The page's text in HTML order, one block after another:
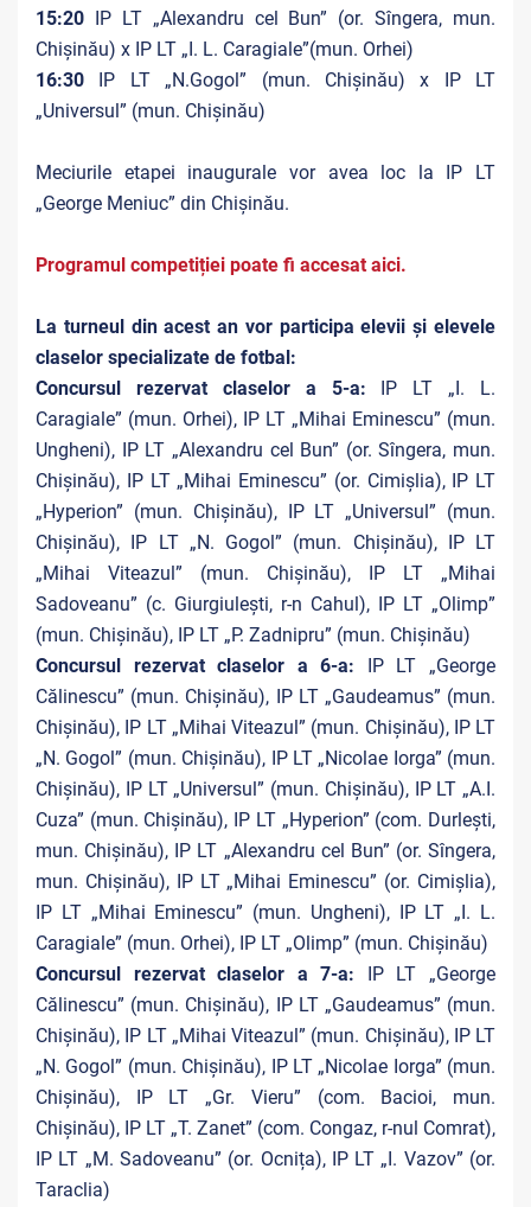
15:20 IP LT „Alexandru cel Bun” (or. Sîngera, mun.
Chișinău) x IP LT „I. L. Caragiale”(mun. Orhei)
16:30 IP LT „N.Gogol” (mun. Chișinău) x IP LT
„Universul” (mun. Chișinău)
Meciurile etapei inaugurale vor avea loc la IP LT
„George Meniuc” din Chișinău.
Programul competiției poate fi accesat aici.
La turneul din acest an vor participa elevii și elevele
claselor specializate de fotbal:
Concursul rezervat claselor a 5-a: IP LT „I. L.
Caragiale” (mun. Orhei), IP LT „Mihai Eminescu” (mun.
Ungheni), IP LT „Alexandru cel Bun” (or. Sîngera, mun.
Chișinău), IP LT „Mihai Eminescu” (or. Cimișlia), IP LT
„Hyperion” (mun. Chișinău), IP LT „Universul” (mun.
Chișinău), IP LT „N. Gogol” (mun. Chișinău), IP LT
„Mihai Viteazul” (mun. Chișinău), IP LT „Mihai
Sadoveanu” (c. Giurgiulești, r-n Cahul), IP LT „Olimp”
(mun. Chișinău), IP LT „P. Zadnipru” (mun. Chișinău)
Concursul rezervat claselor a 6-a: IP LT „George
Călinescu” (mun. Chișinău), IP LT „Gaudeamus” (mun.
Chișinău), IP LT „Mihai Viteazul” (mun. Chișinău), IP LT
„N. Gogol” (mun. Chișinău), IP LT „Nicolae Iorga” (mun.
Chișinău), IP LT „Universul” (mun. Chișinău), IP LT „A.I.
Cuza” (mun. Chișinău), IP LT „Hyperion” (com. Durlești,
mun. Chișinău), IP LT „Alexandru cel Bun” (or. Sîngera,
mun. Chișinău), IP LT „Mihai Eminescu” (or. Cimișlia),
IP LT „Mihai Eminescu” (mun. Ungheni), IP LT „I. L.
Caragiale” (mun. Orhei), IP LT „Olimp” (mun. Chișinău)
Concursul rezervat claselor a 7-a: IP LT „George
Călinescu” (mun. Chișinău), IP LT „Gaudeamus” (mun.
Chișinău), IP LT „Mihai Viteazul” (mun. Chișinău), IP LT
„N. Gogol” (mun. Chișinău), IP LT „Nicolae Iorga” (mun.
Chișinău), IP LT „Gr. Vieru” (com. Bacioi, mun.
Chișinău), IP LT „T. Zanet” (com. Congaz, r-nul Comrat),
IP LT „M. Sadoveanu” (or. Ocnița), IP LT „I. Vazov” (or.
Taraclia)